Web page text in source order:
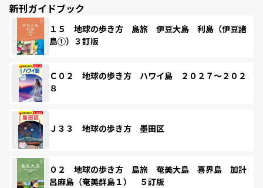
新刊ガイドブック
１５ 地球の歩き方 島旅 伊豆大島 利島（伊豆諸
島①）３訂版
Ｃ０２ 地球の歩き方 ハワイ島 ２０２７～２０２
８
Ｊ３３ 地球の歩き方 墨田区
０２ 地球の歩き方 島旅 奄美大島 喜界島 加計
呂麻島（奄美群島１） ５訂版